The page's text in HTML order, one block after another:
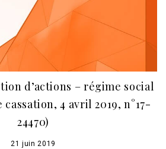
d’actions – régime social
4 avril 2019, n°17-
24470)
21 juin 2019